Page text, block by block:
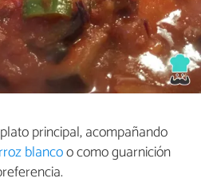
principal, acompañando
blancoo como guarnición